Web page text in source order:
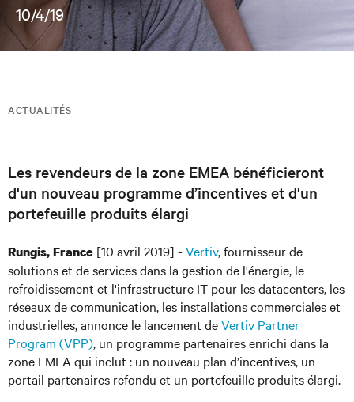
10/4/19
ACTUALITÉS
Les revendeurs de la zone EMEA bénéficieront
d'un nouveau programme d’incentives et d'un
portefeuille produits élargi
Rungis, France [10 avril 2019] - Vertiv, fournisseur de
solutions et de services dans la gestion de l'énergie, le
refroidissement et l'infrastructure IT pour les datacenters, les
réseaux de communication, les installations commerciales et
industrielles, annonce le lancement deVertiv Partner
Program (VPP), un programme partenaires enrichi dans la
zone EMEA qui inclut : un nouveau plan d’incentives, un
portail partenaires refondu et un portefeuille produits élargi.